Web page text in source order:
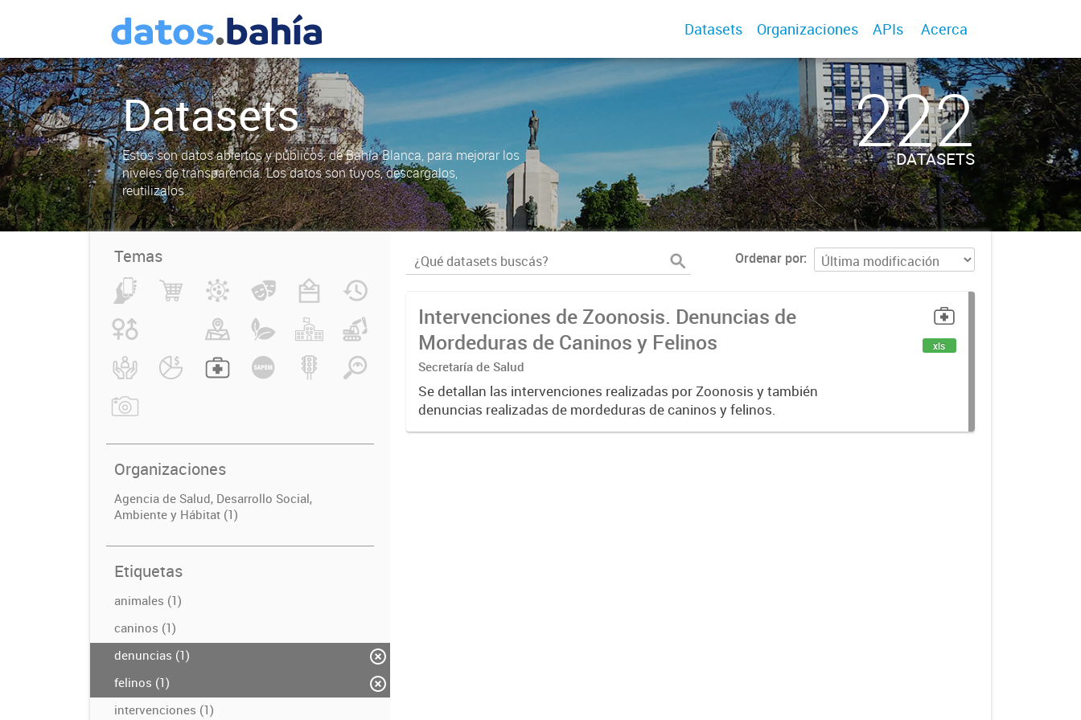
Datasets Organizaciones APIs Acerca
Datasets
Estos son datos abiertos y públicos, de Bahía Blanca, para mejorar los
niveles de transparencia. Los datos son tuyos, descargalos,
reutilizalos.
222
DATASETS
Temas
Organizaciones
Agencia de Salud, Desarrollo Social,
Ambiente y Hábitat (1)
Etiquetas
animales (1)
caninos (1)
denuncias (1)
felinos (1)
intervenciones (1)
Ordenar por
Intervenciones de Zoonosis. Denuncias de
Mordeduras de Caninos y Felinos
Secretaría de Salud
Se detallan las intervenciones realizadas por Zoonosis y también
denuncias realizadas de mordeduras de caninos y felinos.
xls